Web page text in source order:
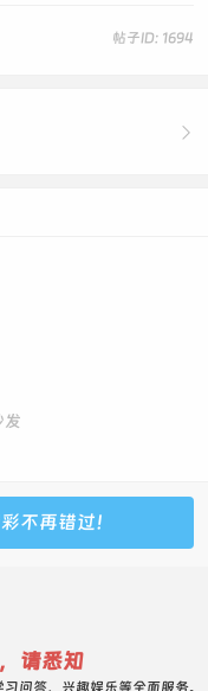
帖子ID: 1694

发
不再错过！
请悉知
问答、兴趣娱乐等全面服务。